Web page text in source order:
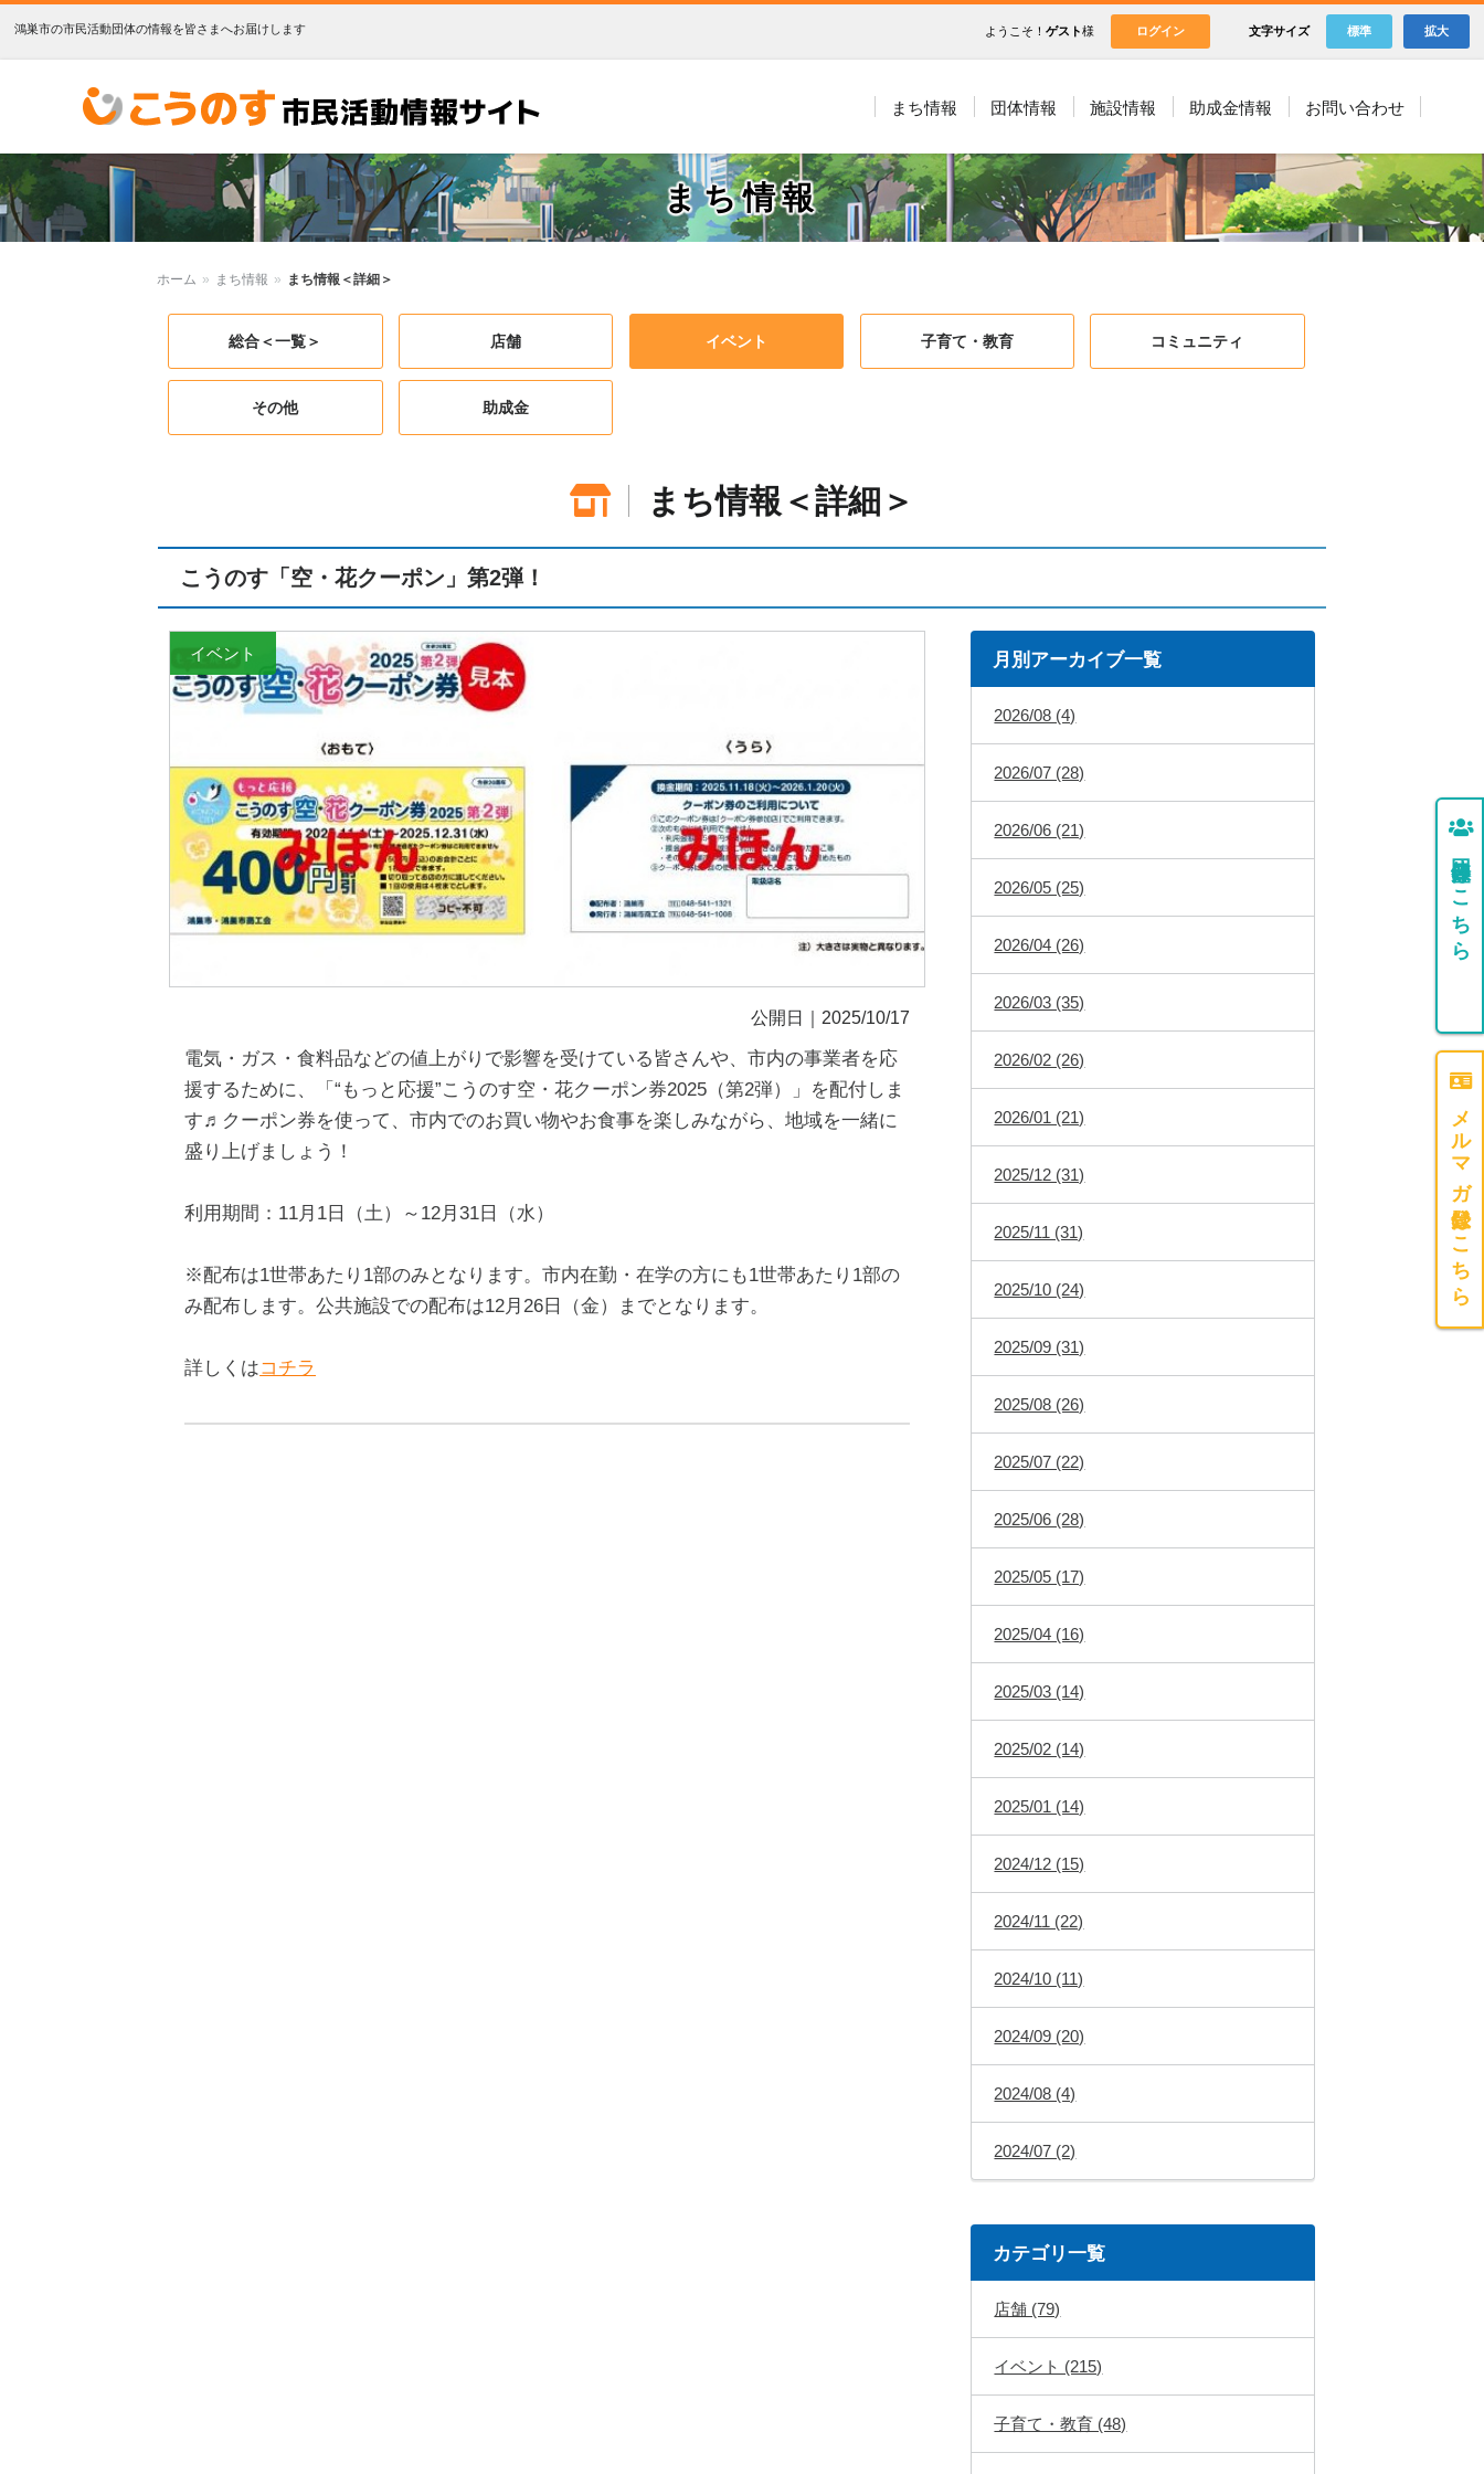
鴻巣市の市民活動団体の情報を皆さまへお届けします 拡大
標準
文字サイズ
ログイン
ようこそ！ ゲスト様
こうのす市民活動情報サイト
まち情報 団体情報 施設情報 助成金情報 お問い合わせ
まち情報
ホーム » まち情報 » まち情報＜詳細＞
総合＜一覧＞ 店舗 イベント 子育て・教育 コミュニティ
その他 助成金
まち情報＜詳細＞
こうのす「空・花クーポン」第2弾！
イベント
公開日｜2025/10/17
電気・ガス・食料品などの値上がりで影響を受けている皆さんや、市内の事業者を応
援するために、「“もっと応援”こうのす空・花クーポン券2025（第2弾）」を配付しま
す♬クーポン券を使って、市内でのお買い物やお食事を楽しみながら、地域を一緒に
盛り上げましょう！
利用期間：11月1日（土）～12月31日（水）
※配布は1世帯あたり1部のみとなります。市内在勤・在学の方にも1世帯あたり1部の
み配布します。公共施設での配布は12月26日（金）までとなります。
詳しくはコチラ
月別アーカイブ一覧
2026/08 (4)
2026/07 (28)
2026/06 (21)
2026/05 (25)
2026/04 (26)
2026/03 (35)
2026/02 (26)
2026/01 (21)
2025/12 (31)
2025/11 (31)
2025/10 (24)
2025/09 (31)
2025/08 (26)
2025/07 (22)
2025/06 (28)
2025/05 (17)
2025/04 (16)
2025/03 (14)
2025/02 (14)
2025/01 (14)
2024/12 (15)
2024/11 (22)
2024/10 (11)
2024/09 (20)
2024/08 (4)
2024/07 (2)
カテゴリ一覧
店舗 (79)
イベント (215)
子育て・教育 (48)
団体登録はこちら
メルマガ登録はこちら